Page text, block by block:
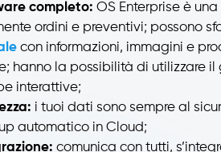
completo: OS Enterprise è
ordini e preventivi; possono
con informazioni, immagini e
hanno la possibilità di utilizzare il
interattive;
i tuoi dati sono sempre al
automatico in Cloud;
comunica con tutti,